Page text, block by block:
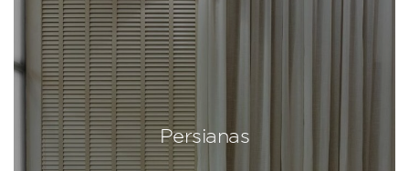
Persianas